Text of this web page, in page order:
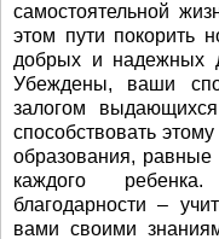
самостоятельной
этом пути покорить
добрых и надежных
Убеждены, ваши
залогом
способствовать
образования,
каждого
благодарности –
вами своими